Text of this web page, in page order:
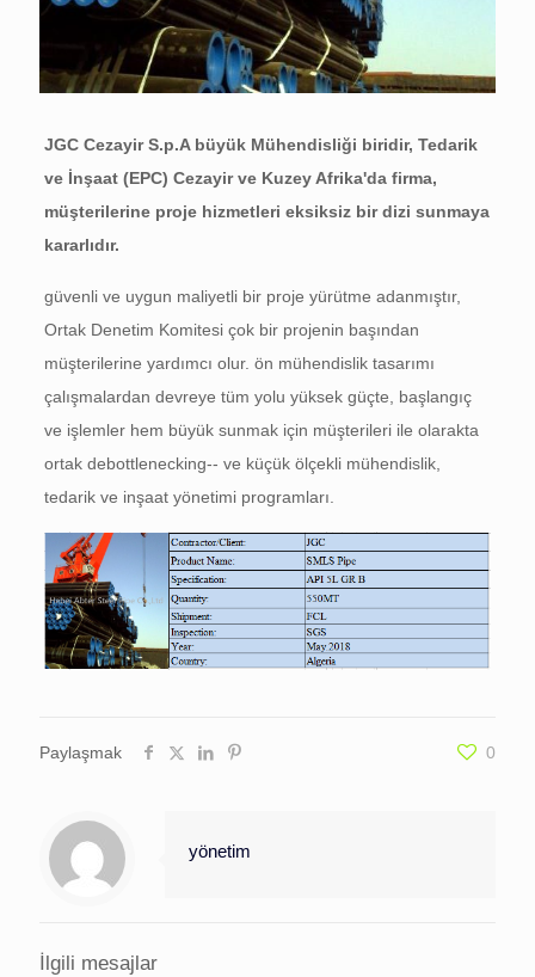
JGC Cezayir S.p.A büyük Mühendisliği biridir, Tedarik
ve İnşaat (EPC) Cezayir ve Kuzey Afrika'da firma,
müşterilerine proje hizmetleri eksiksiz bir dizi sunmaya
kararlıdır.
güvenli ve uygun maliyetli bir proje yürütme adanmıştır,
Ortak Denetim Komitesi çok bir projenin başından
müşterilerine yardımcı olur. ön mühendislik tasarımı
çalışmalardan devreye tüm yolu yüksek güçte, başlangıç ​​
ve işlemler hem büyük sunmak için müşterileri ile olarakta
ortak debottlenecking-- ve küçük ölçekli mühendislik,
tedarik ve inşaat yönetimi programları.
Paylaşmak 0
yönetim
İlgili mesajlar